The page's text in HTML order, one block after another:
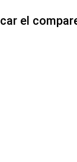
el